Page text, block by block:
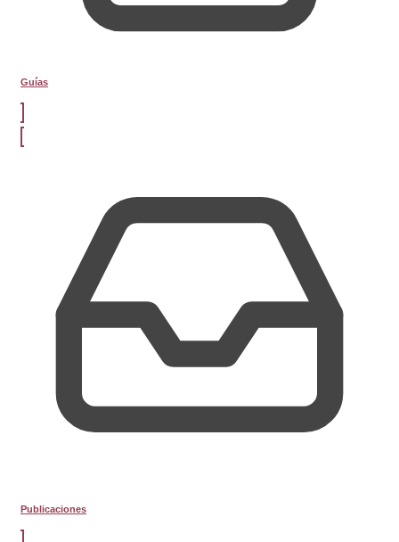
Guías
Publicaciones